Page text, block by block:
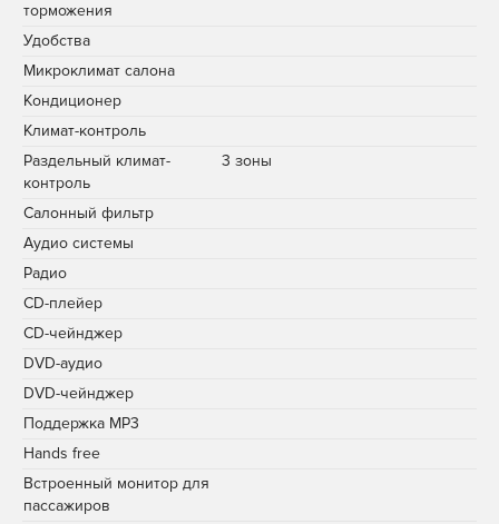
торможения
Удобства
Микроклимат салона
Кондиционер
Климат-контроль
Раздельный климат-
контроль
3 зоны
Салонный фильтр
Аудио системы
Радио
CD-плейер
CD-чейнджер
DVD-аудио
DVD-чейнджер
Поддержка MP3
Hands free
Встроенный монитор для
пассажиров